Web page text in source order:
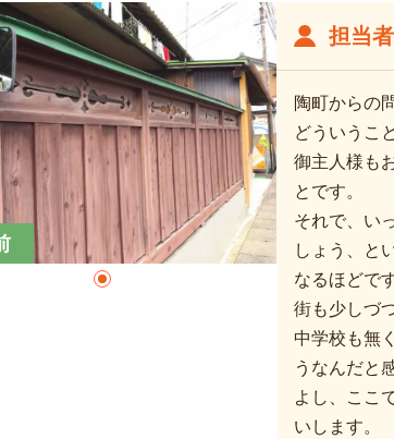
担当
陶町からの
どういうこ
御主人様も
とです。
それで、い
しょう、と
なるほどで
街も少しづ
中学校も無
うなんだと
よし、ここ
いします。